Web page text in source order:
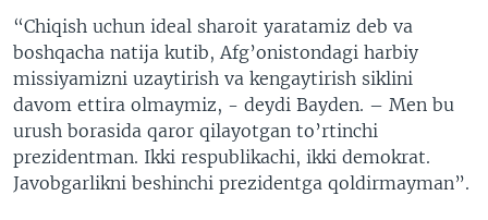
“Chiqish uchun ideal sharoit yaratamiz deb va
boshqacha natija kutib, Afg’onistondagi harbiy
missiyamizni uzaytirish va kengaytirish siklini
davom ettira olmaymiz, - deydi Bayden. – Men bu
urush borasida qaror qilayotgan to’rtinchi
prezidentman. Ikki respublikachi, ikki demokrat.
Javobgarlikni beshinchi prezidentga qoldirmayman”.